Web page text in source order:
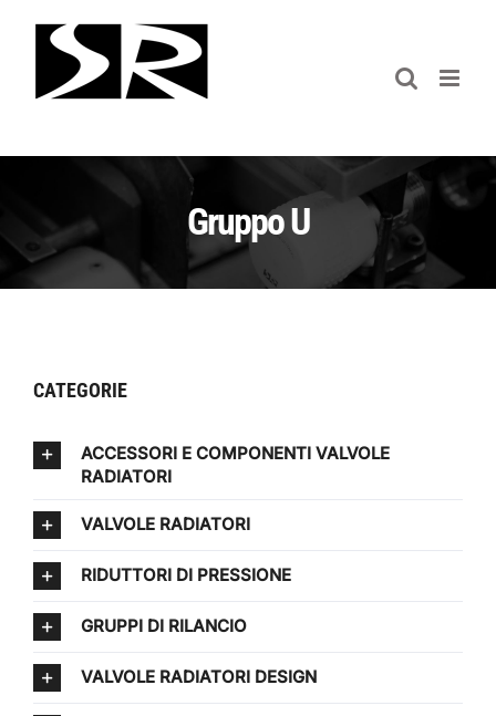
contenuto
Gruppo U
CATEGORIE
ACCESSORI E COMPONENTI VALVOLE
RADIATORI
VALVOLE RADIATORI
RIDUTTORI DI PRESSIONE
GRUPPI DI RILANCIO
VALVOLE RADIATORI DESIGN